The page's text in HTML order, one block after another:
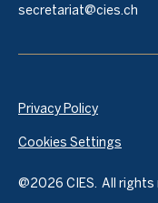
secretariat@cies.ch
@2026 CIES. All rights
Privacy Policy
Cookies Settings